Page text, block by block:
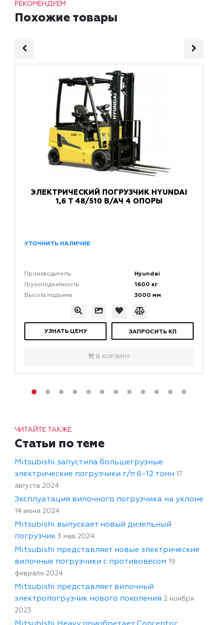
РЕКОМЕНДУЕМ
Похожие товары
ЭЛЕКТРИЧЕСКИЙ ПОГРУЗЧИК HYUNDAI
1,6 Т 48/510 В/АЧ 4 ОПОРЫ
УТОЧНИТЬ НАЛИЧИЕ
:
Производитель:
Hyundai
Грузоподъемность: 1600 кг
Высота подъема: 3000 мм
УЗНАТЬ ЦЕНУ ЗАПРОСИТЬ КП
В КОРЗИНУ
ЧИТАЙТЕ ТАКЖЕ
Статьи по теме
Mitsubishi запустила большегрузные
электрические погрузчики г/п 6-12 тонн 17
августа 2024
Эксплуатация вилочного погрузчика на уклоне
14 июня 2024
Mitsubishi выпускает новый дизельный
погрузчик 3 мая 2024
Mitsubishi представляет новые электрические
вилочные погрузчики с противовесом 19
февраля 2024
Mitsubishi представляет вилочный
электропогрузчик нового поколения 2 ноября
2023